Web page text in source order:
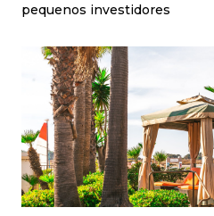
pequenos investidores